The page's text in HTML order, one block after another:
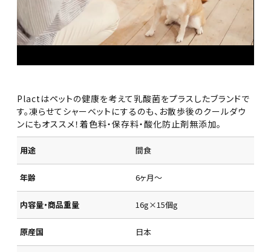
Plactはペットの健康を考えて乳酸菌をプラスしたブランドで
す。凍らせてシャーベットにするのも、お散歩後のクールダウ
ンにもオススメ！着色料・保存料・酸化防止剤無添加。
用途 間食
年齢 6ヶ月～
内容量・商品重量 16g×15個g
原産国 日本